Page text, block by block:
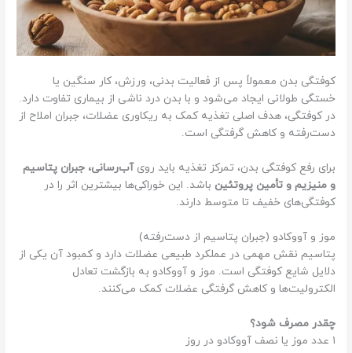
کوفتگی بدن معمولاً پس از فعالیت بدنی، ورزش، کار سنگین یا
خستگی طولانی ایجاد می‌شود و با بدن درد ناشی از بیماری تفاوت دارد.
در کوفتگی، هدف اصلی تغذیه کمک به ریکاوری عضلات، جبران املاح از
دست‌رفته و کاهش گرفتگی است.
برای رفع کوفتگی بدن، تمرکز تغذیه باید رویآب‌رسانی، جبران پتاسیم
و منیزیم و تأمین پروتئین باشد. این خوراکی‌ها بیشترین اثر را در
کوفتگی‌های خفیف تا متوسط دارند.
موز و آووکادو (جبران پتاسیم از دست‌رفته)
پتاسیم نقش مهمی در عملکرد طبیعی عضلات دارد و کمبود آن یکی از
دلایل شایع کوفتگی است. موز و آووکادو به بازگشت تعادل
الکترولیت‌ها و کاهش گرفتگی عضلات کمک می‌کنند.
چقدر مصرف شود؟
۱ عدد موز یا نصف آووکادو در روز